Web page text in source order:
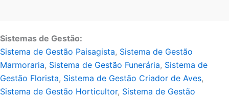
Sistemas de Gestão:
Sistema de Gestão Paisagista, Sistema de Gestão
Marmoraria, Sistema de Gestão Funerária, Sistema de
Gestão Florista, Sistema de Gestão Criador de Aves,
Sistema de Gestão Horticultor, Sistema de Gestão